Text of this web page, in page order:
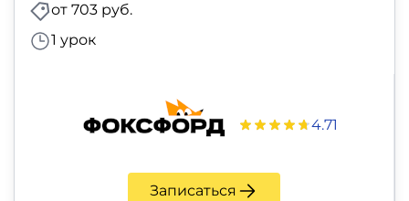
от 703 руб.
1 урок
4.71
Записаться